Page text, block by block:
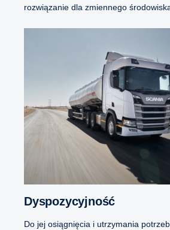
rozwiązanie dla zmiennego
Dyspozycyjność
Do jej osiągnięcia i utrzymania